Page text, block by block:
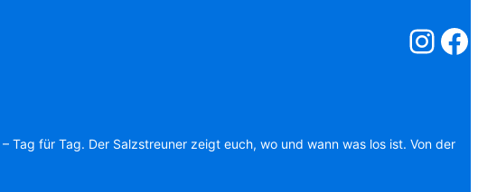
Tag für Tag. Der Salzstreuner zeigt euch, wo und wann was los ist. Von der